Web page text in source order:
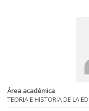
Área académica
TEORIA E HISTORIA DE LA